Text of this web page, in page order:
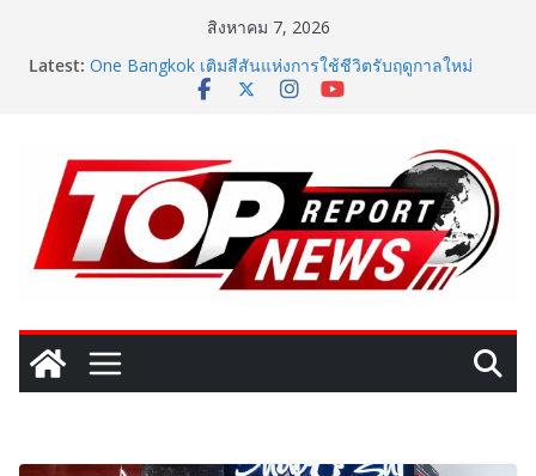
สิงหาคม 7, 2026
Latest: One Bangkok เติมสีสันแห่งการใช้ชีวิตรับฤดูกาลใหม่
ผ่านแคมเปญ “One Bangkok Palette of the New
ททท. จับมือ TransNusa Airline – Traveloka ยกระดับการ
เชื่อมโยงไทย–อินโดนีเซีย ดันไทยสู่จุดหมายปลายทาง
คุณภาพ เชื่อม Asean Tourism และ Muslim-Friendly
Destination
‘RAKSAPHAN’ เปิดฉากคอลเลกชันระดับมาสเตอร์พีซคอล
เลกชันแรก รังสรรค์ “ผ้าลายน้ำไหล” สู่ชิ้นงานศิลปะสะสม
สากล
เปิดตัวเทคโนโลยีเพื่อเด็ก LD ในงาน NCPD 2026 “ทอง
ก้อนใหญ่” ชูนวัตกรรมช่วยงานแพทย์และนักฟื้นฟู
SME D Bank ผนึกกำลัง สถาบันอาหาร เปิดตัว